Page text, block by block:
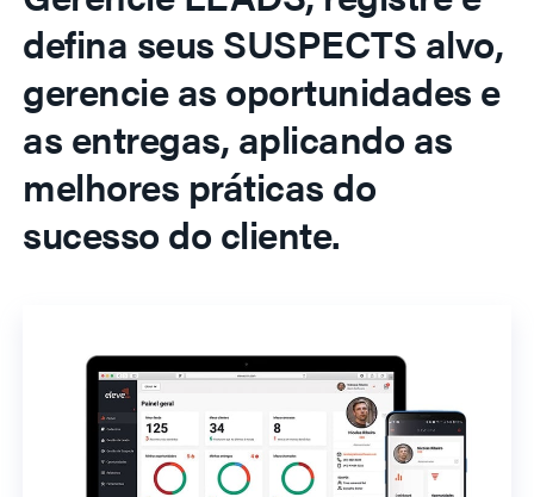
defina seus SUSPECTS alvo,
gerencie as oportunidades e
as entregas, aplicando as
melhores práticas do
sucesso do cliente.